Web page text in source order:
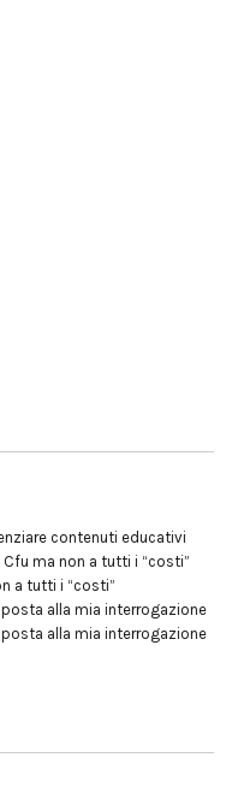
contenuti educativi
ma non a tutti i “costi”
a tutti i “costi”
alla mia interrogazione
alla mia interrogazione